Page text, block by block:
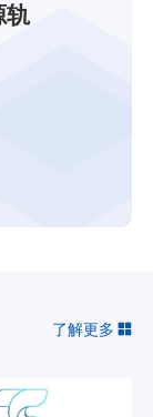
轨
了解更多